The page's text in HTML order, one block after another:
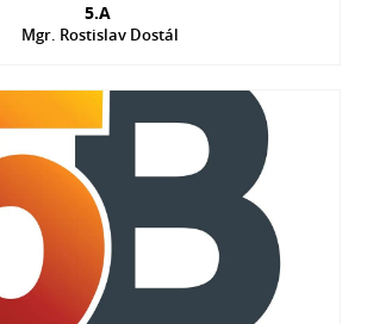
5.A
Mgr. Rostislav Dostál